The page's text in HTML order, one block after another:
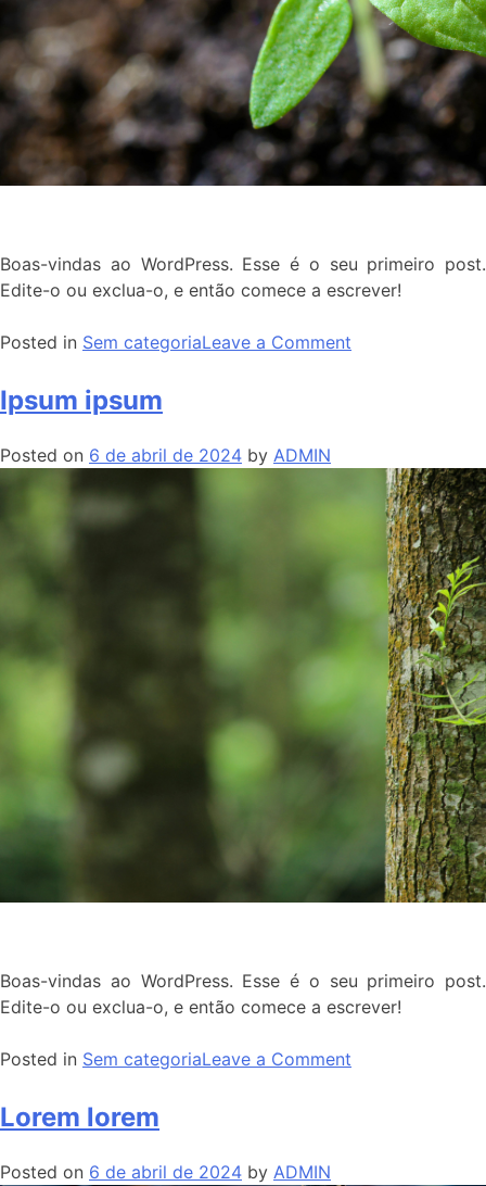
Boas-vindas ao WordPress. Esse é o seu primeiro post.
Edite-o ou exclua-o, e então comece a escrever!
Posted in Sem categoriaLeave a Comment
Ipsum ipsum
Posted on 6 de abril de 2024 by ADMIN
Boas-vindas ao WordPress. Esse é o seu primeiro post.
Edite-o ou exclua-o, e então comece a escrever!
Posted in Sem categoriaLeave a Comment
Lorem lorem
Posted on 6 de abril de 2024 by ADMIN